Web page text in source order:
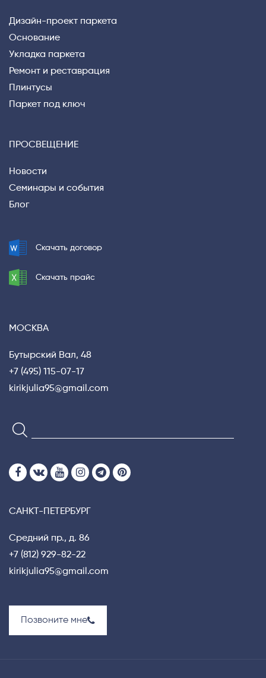
Дизайн-проект паркета
Основание
Укладка паркета
Ремонт и реставрация
Плинтусы
Паркет под ключ
ПРОСВЕЩЕНИЕ
Новости
Семинары и события
Блог
Скачать договор
Скачать прайс
МОСКВА
Бутырский Вал, 48
+7 (495) 115-07-17
kirikjulia95@gmail.com
САНКТ-ПЕТЕРБУРГ
Средний пр., д. 86
+7 (812) 929-82-22
kirikjulia95@gmail.com
Позвоните мне